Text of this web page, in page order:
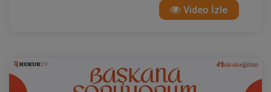
Video İzle